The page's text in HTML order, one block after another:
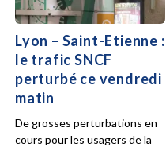
Lyon – Saint-Etienne :
le trafic SNCF
perturbé ce vendredi
matin
De grosses perturbations en
cours pour les usagers de la